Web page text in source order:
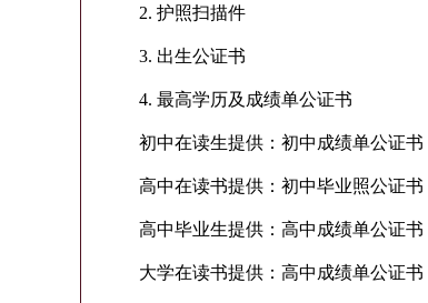
2. 护照扫描件
3. 出生公证书
4. 最高学历及成绩单公证书
初中在读生提供：初中成绩单公证书
高中在读书提供：初中毕业照公证书
高中毕业生提供：高中成绩单公证书
大学在读书提供：高中成绩单公证书